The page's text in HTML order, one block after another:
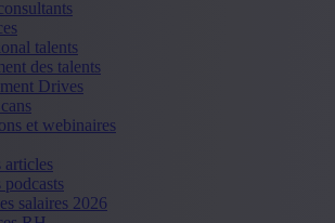
talents
des talents
Drives
et webinaires
articles
podcasts
salaires 2026